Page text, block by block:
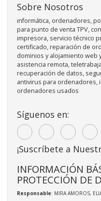
Sobre Nosotros
informática, ordenadores,
para punto de venta TPV,
impresora, servicio técnico
certificado, reparación de
dominios y alojamiento web
asistencia remota,
recuperación de datos,
antivirus para ordenadores,
ordenadores usados
Síguenos en:
¡Suscríbete a
INFORMACIÓN
PROTECCIÓN DE
Responsable: MIRA AMOROS,